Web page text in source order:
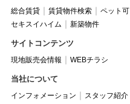
総合賃貸 賃貸物件検索 ペット可
セキスイハイム
新築物件
サイトコンテンツ
現地販売会情報 WEBチラシ
当社について
インフォメーション スタッフ紹介